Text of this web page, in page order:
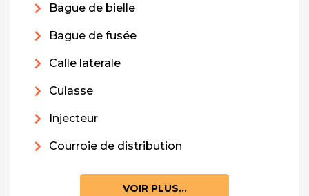
Bague de bielle
Bague de fusée
Calle laterale
Culasse
Injecteur
Courroie de distribution
VOIR PLUS...